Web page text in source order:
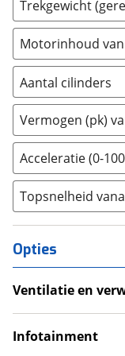
Estrima (0 )
Etalian (0)
Farizon (0)
Ferrari (4)
Ford (1917)
Ford USA (0)
Geely (29 )
Genesis (6)
GMC ( 3)
Goupil (0)
Honda
Hongqi (3)
Hummer ( 0)
Hyundai (711)
Ineos (1)
Trekgewicht
Motorinhoud van
Aantal cilinders
2 (0)
3 )
5 (0)
6 (0)
Vermogen (pk)
Acceleratie (0-
Topsnelheid
Opties
Ventilatie en
Infotainment